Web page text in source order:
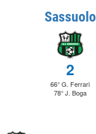
Sassuolo
2
66° G. Ferrari
78° J. Boga